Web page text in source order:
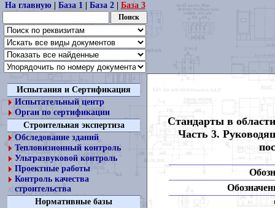
На главную| База 1| База 2| База 3
Испытания и Сертификация
Испытательный центр
Орган по сертификации
Строительная экспертиза
Обследование зданий
Тепловизионный контроль
Ультразвуковой контроль
Проектные работы
Контроль качества
строительства
Нормативные базы
Стандарты в
Часть 3.